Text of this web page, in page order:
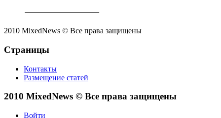
2010 MixedNews © Все права защищены
Страницы
Контакты
Размещение статей
2010 MixedNews © Все права защищены
Войти